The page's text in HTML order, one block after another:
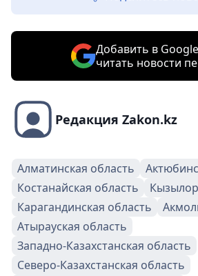
Добавить в
читать новости
Редакция Zakon.kz
Алматинская область
Костанайская область
Карагандинская область
Атырауская область
Западно-Казахстанская область
Северо-Казахстанская область